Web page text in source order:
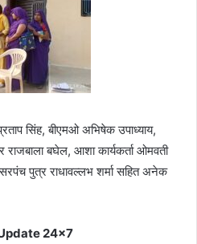
सिंह, बीएमओ अभिषेक उपाध्याय,
बघेल, आशा कार्यकर्ता ओमवती
पुत्र राधावल्लभ शर्मा सहित अनेक
24x7